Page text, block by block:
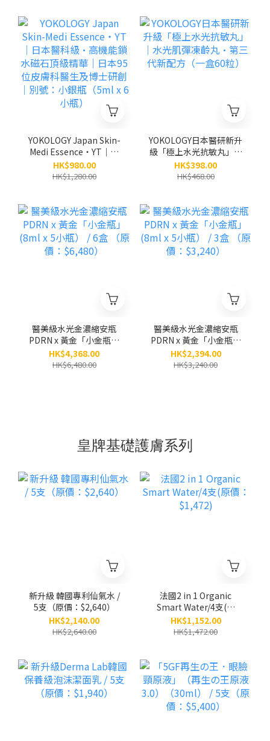
YOKOLOGY Japan Skin-
Medi Essence・YT｜日
本醫科級•高機能鎖水磁
石頂級精華｜日本95位皮
瓶）
HK$980.00
HK$1,280.00
YOKOLOGY日本醫研新升
級「極上水光抗敏丸」｜
水光肌彈凍齡丸•第三代
新配方（一盒60粒）
HK$398.00
HK$468.00
醫美級水光金濃縮安瓶
PDRN x 黃金「小金瓶」
(8ml x 5小瓶） / 6盒
（原價：$6,480）
HK$4,368.00
HK$6,480.00
醫美級水光金濃縮安瓶
PDRN x 黃金「小金瓶」
(8ml x 5小瓶） / 3盒
（原價：$3,240）
HK$2,394.00
HK$3,240.00
皇牌基礎護膚系列
新升級 韓國專利仙氣水 /
5支（原價：$2,640）
HK$2,140.00
HK$2,640.00
法國2 in 1 Organic
Smart Water/4支(原
價：$1,472)
HK$1,152.00
HK$1,472.00